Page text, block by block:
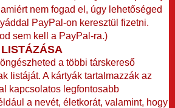
nem fogad el, úgy lehetőséged
PayPal-on keresztül fizetni.
sem kell a PayPal-ra.)
a többi társkereső
listáját. A kártyák tartalmazzák az
kapcsolatos legfontosabb
a nevét, életkorát, valamint, hogy